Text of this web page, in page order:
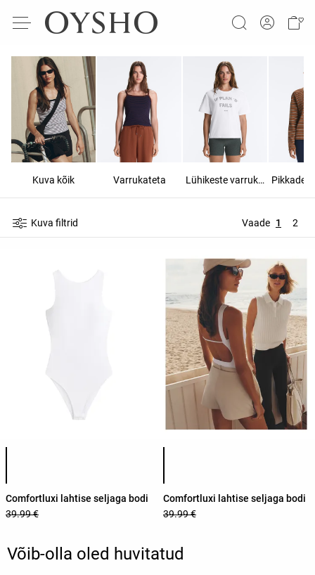
Kuva kõik Varrukateta Lühikeste varrukatega
Kuva filtrid Vaade 1 2
Comfortluxi lahtise seljaga bodi
39.99 €
Comfortluxi lahtise seljaga bodi
39.99 €
Võib-olla oled huvitatud